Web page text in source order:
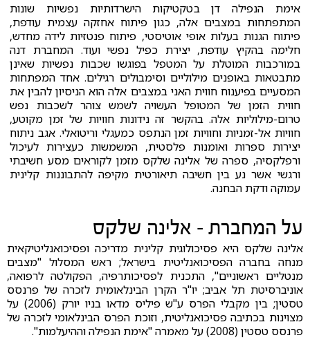
אימת הנפילה דן בטקטיקות הישרדותיות נפשיות שונות
המתפתחות במצבים אלה, כגון פיתוח אחזקה עצמית עודפת,
פיתוח הגנות בעלות אופי אוטיסטי, פיתוח פנטזיות לידה מחדש,
חלימה בהקיץ עודפת, יצירת כפיל נפשי ועוד. המחברת דנה
במורכבות המוטלת על המטפל בפוגשו שכבות נפשיות שאינן
מתבטאות באופנים מילוליים וסימבולים רגילים. אחד המפתחות
המסעיים בפיענוח חווית האני במצבים אלה הוא הניסיון להבין את
חווית הזמן של המטופל העשויה לשמש צוהר לשכבות נפש
טרום-מילוליות אלה. בהקשר זה נידונות חוויות של זמן מקוטע,
חוויות אל-זמניות וחוויות זמן הנתפס כמעגלי וריטואלי. אגב ניתוח
יצירות ספרות ואומנות פלסטית, המשמשות כעצירות לעיכול
ורפלקסיה, ספרה של אלינה שלקס מזמן לקוראים מסע חשיבתי
ורגשי אשר נע בין חשיבה תיאורטית מקיפה להתבוננות קלינית
עמוקה ודקת הבחנה.
על המחברת - אלינה שלקס
אלינה שלקס היא פסיכולוגית קלינית מדריכה ופסיכואנליטיקאית
מנחה בחברה הפסיכואנליטית בישראל; ראש המסלול "מצבים
מנטליים ראשוניים", התכנית לפסיכותרפיה, הפקולטה לרפואה,
אוניברסיטת תל אביב; יו"ר הקרן הבינלאומית לזכרה של פרנסס
טסטין; בין מקבלי הפרס ע"ש פיליס מדאו בניו יורק (2006) על
מצוינות בכתיבה פסיכואנליטית, וזוכת הפרס הבינלאומי לזכרה של
פרנסס טסטין (2008) על מאמרה "אימת הנפילה וההיעלמות".